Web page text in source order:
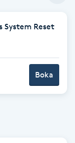
System Reset
Boka